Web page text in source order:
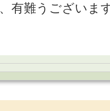
有難うございま